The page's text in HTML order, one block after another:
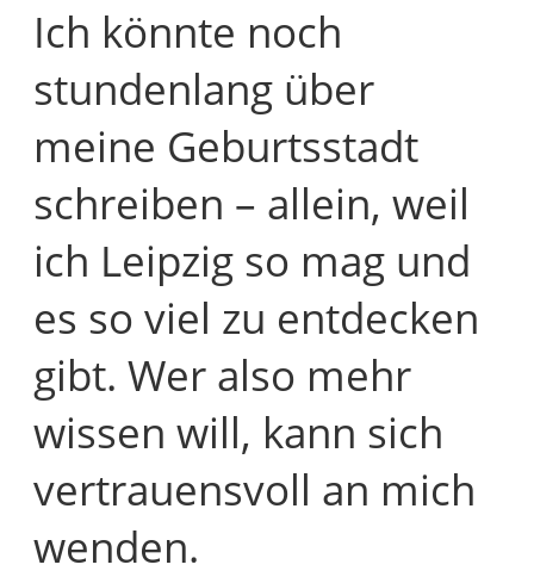
Ich könnte noch
stundenlang über
meine Geburtsstadt
schreiben – allein, weil
ich Leipzig so mag und
es so viel zu entdecken
gibt. Wer also mehr
wissen will, kann sich
vertrauensvoll an mich
wenden.